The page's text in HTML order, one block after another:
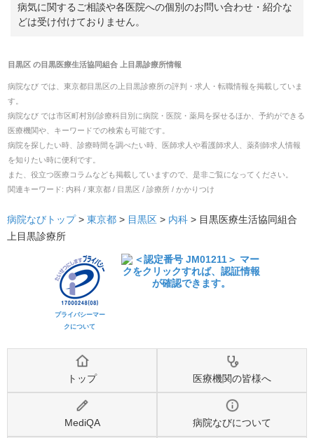
病気に関するご相談や各医院への個別のお問い合わせ・紹介な
どは受け付けておりません。
目黒区の目黒医療生活協同組合 上目黒診療所情報
病院なび では、 東京都目黒区の上目黒診療所の評判・求人・転職情報を掲載していま
す。
病院なび では市区町村別/診療科目別に病院・医院・薬局を探せるほか、予約ができる
医療機関や、キーワードでの検索も可能です。
病院を探したい時、診療時間を調べたい時、医師求人や看護師求人、薬剤師求人情報
を知りたい時に便利です。
また、役立つ医療コラムなども掲載していますので、是非ご覧になってください。
関連キーワード: 内科 / 東京都 / 目黒区 / 診療所 / かかりつけ
病院なびトップ > 東京都 > 目黒区 > 内科 > 目黒医療生活協同組合
上目黒診療所
プライバシーマー
クについて
トップ 医療機関の皆様へ
MediQA 病院なびについて